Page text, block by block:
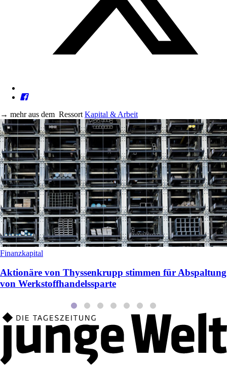
→ mehr aus dem Ressort Kapital & Arbeit
Finanzkapital
Aktionäre von Thyssenkrupp stimmen für Abspaltung
von Werkstoffhandelssparte